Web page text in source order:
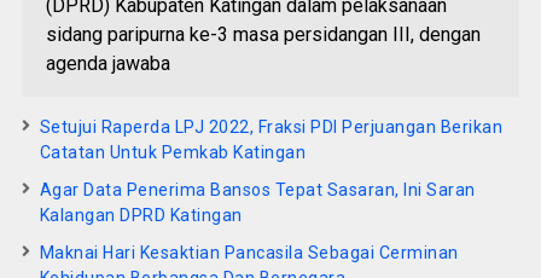
(DPRD) Kabupaten Katingan dalam pelaksanaan
sidang paripurna ke-3 masa persidangan III, dengan
agenda jawaba
Setujui Raperda LPJ 2022, Fraksi PDI Perjuangan Berikan
Catatan Untuk Pemkab Katingan
Agar Data Penerima Bansos Tepat Sasaran, Ini Saran
Kalangan DPRD Katingan
Maknai Hari Kesaktian Pancasila Sebagai Cerminan